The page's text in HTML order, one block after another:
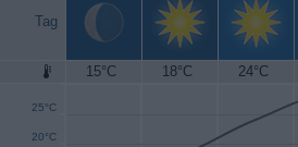
Tag
15°C 18°C 24°C
20°C
25°C
30°C